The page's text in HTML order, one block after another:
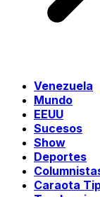
Venezuela
Mundo
EEUU
Sucesos
Show
Deportes
Caraota